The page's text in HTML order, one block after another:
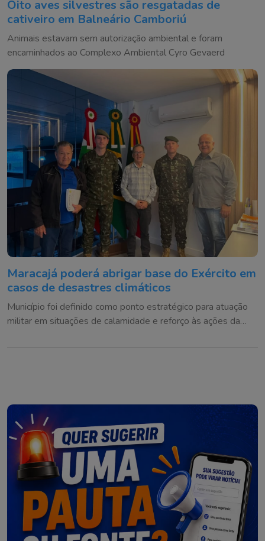
Oito aves silvestres são resgatadas de
cativeiro em Balneário Camboriú
Animais estavam sem autorização ambiental e foram
encaminhados ao Complexo Ambiental Cyro Gevaerd
Maracajá poderá abrigar base do Exército em
casos de desastres climáticos
Município foi definido como ponto estratégico para atuação
militar em situações de calamidade e reforço às ações da